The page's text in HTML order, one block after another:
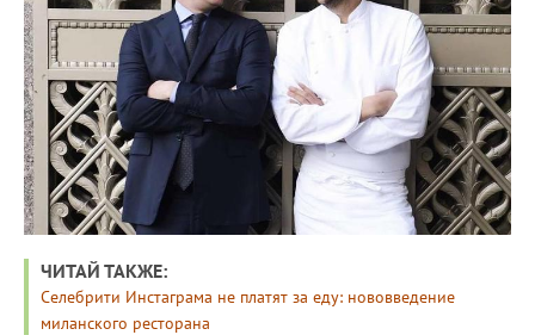
ЧИТАЙ ТАКЖЕ:
Селебрити Инстаграма не платят за еду: нововведение
миланского ресторана